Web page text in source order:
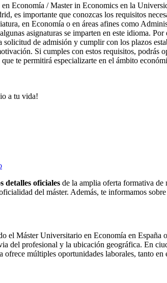
Economía / Master in Economics en la
es importante que conozcas los requisitos
en Economía o en áreas afines como
asignaturas se imparten en este idioma.
de admisión y cumplir con los plazos
Si cumples con estos requisitos,
te permitirá especializarte en el ámbito
a tu vida!
detalles oficiales de la amplia oferta formativa de
del máster. Además, te informamos
el Máster Universitario en Economía en
del profesional y la ubicación geográfica. En
ofrece múltiples oportunidades laborales, tanto